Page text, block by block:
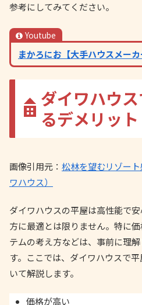
参考にしてみてください。
Youtube
まかろにお【大手ハウスメーカ
ダイワハウ
るデメリット
画像引用元： 松林を望むリゾー
ワハウス）
ダイワハウスの平屋は高性能で
方に最適とは限りません。特に
テムの考え方などは、事前に理
す。ここでは、ダイワハウスで
いて解説します。
価格が高い